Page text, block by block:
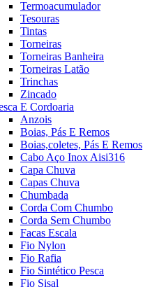
Termoacumulador
Tesouras
Tintas
Torneiras
Torneiras Banheira
Torneiras Latão
Trinchas
Zincado
E Cordoaria
Anzois
Boias, Pás E Remos
Boias,coletes, Pás E Remos
Cabo Aço Inox Aisi316
Capa Chuva
Capas Chuva
Chumbada
Corda Com Chumbo
Corda Sem Chumbo
Facas Escala
Fio Nylon
Fio Rafia
Fio Sintético Pesca
Fio Sisal